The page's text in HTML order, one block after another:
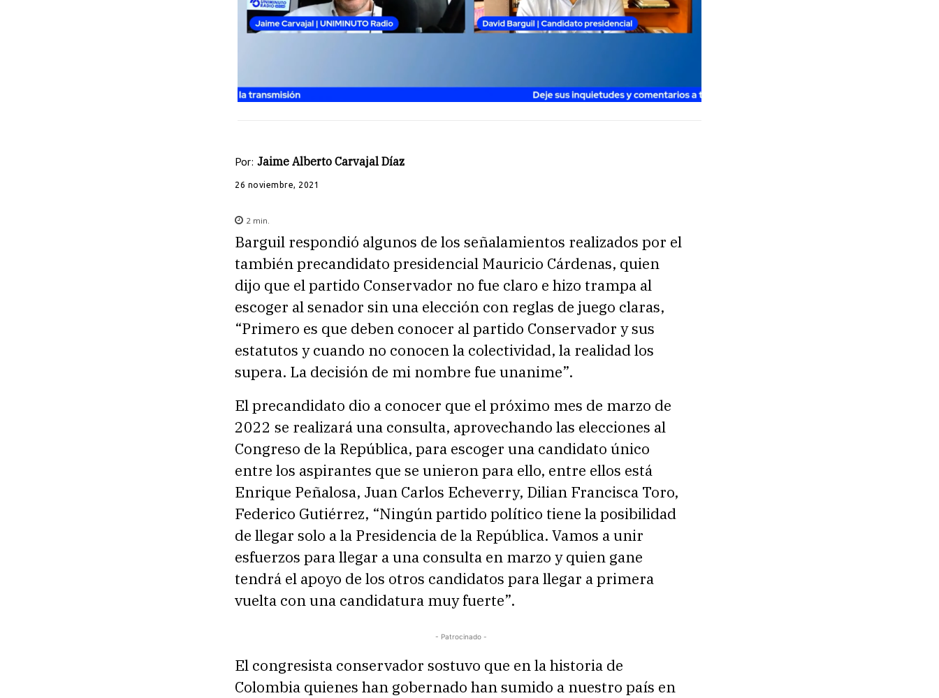
Por: Jaime Alberto Carvajal Díaz
26 noviembre, 2021
2 min.
Barguil respondió algunos de los señalamientos realizados por el
también precandidato presidencial Mauricio Cárdenas, quien
dijo que el partido Conservador no fue claro e hizo trampa al
escoger al senador sin una elección con reglas de juego claras,
“Primero es que deben conocer al partido Conservador y sus
estatutos y cuando no conocen la colectividad, la realidad los
supera. La decisión de mi nombre fue unanime”.
El precandidato dio a conocer que el próximo mes de marzo de
2022 se realizará una consulta, aprovechando las elecciones al
Congreso de la República, para escoger una candidato único
entre los aspirantes que se unieron para ello, entre ellos está
Enrique Peñalosa, Juan Carlos Echeverry, Dilian Francisca Toro,
Federico Gutiérrez, “Ningún partido político tiene la posibilidad
de llegar solo a la Presidencia de la República. Vamos a unir
esfuerzos para llegar a una consulta en marzo y quien gane
tendrá el apoyo de los otros candidatos para llegar a primera
vuelta con una candidatura muy fuerte”.
- Patrocinado -
El congresista conservador sostuvo que en la historia de
Colombia quienes han gobernado han sumido a nuestro país en